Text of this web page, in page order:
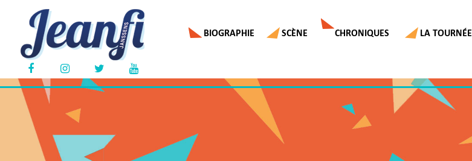
BIOGRAPHIE SCÈNE CHRONIQUES LA TOURNÉE